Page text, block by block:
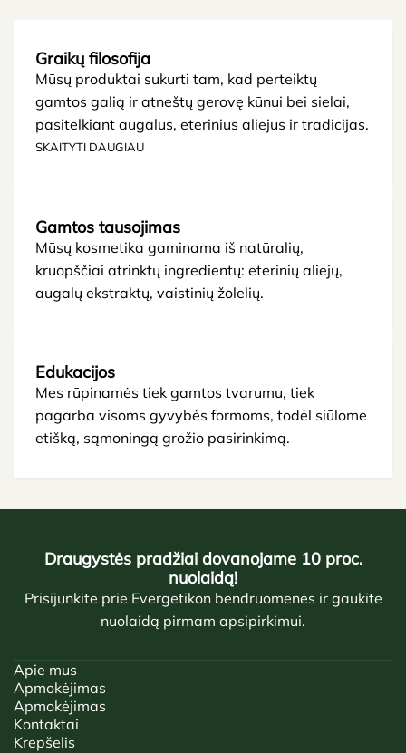
Graikų filosofija
Mūsų produktai sukurti tam, kad perteiktų
gamtos galią ir atneštų gerovę kūnui bei sielai,
pasitelkiant augalus, eterinius aliejus ir tradicijas.
SKAITYTI DAUGIAU
Gamtos tausojimas
Mūsų kosmetika gaminama iš natūralių,
kruopščiai atrinktų ingredientų: eterinių aliejų,
augalų ekstraktų, vaistinių žolelių.
Edukacijos
Mes rūpinamės tiek gamtos tvarumu, tiek
pagarba visoms gyvybės formoms, todėl siūlome
etišką, sąmoningą grožio pasirinkimą.
Draugystės pradžiai dovanojame 10 proc.
nuolaidą!
Prisijunkite prie Evergetikon bendruomenės ir gaukite
nuolaidą pirmam apsipirkimui.
Apie mus
Apmokėjimas
Apmokėjimas
Kontaktai
Krepšelis